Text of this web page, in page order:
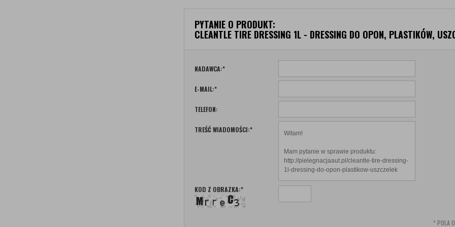
PYTANIE O PRODUKT:
CLEANTLE TIRE DRESSING 1L - DRESSING DO OPON, PLASTIKÓW,
NADAWCA:*
E-MAIL:*
TELEFON:
TREŚĆ WIADOMOŚCI:*
KOD Z OBRAZKA:*
* POLA